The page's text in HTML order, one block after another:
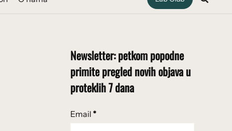
Newsletter: petkom popodne
primite pregled novih objava u
proteklih 7 dana
Email *